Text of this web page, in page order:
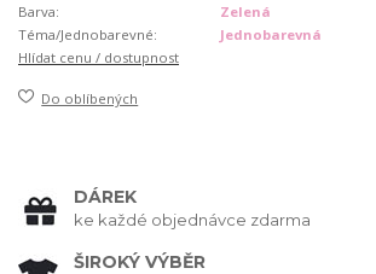
Barva:
Zelená
Téma/Jednobarevné:
Jednobarevná
Hlídat cenu / dostupnost
Do oblíbených
DÁREK
ke každé objednávce zdarma
ŠIROKÝ VÝBĚR